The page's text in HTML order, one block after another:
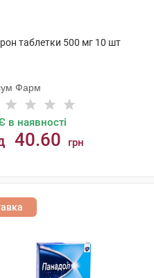
таблетки 500 мг 10 шт
Фарм
в наявності
40.60 грн